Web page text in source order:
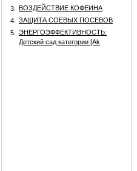
3.
ВОЗДЕЙСТВИЕ КОФЕИНА
4.
ЗАЩИТА СОЕВЫХ ПОСЕВОВ
5.
ЭНЕРГОЭФФЕКТИВНОСТЬ:
Детский сад категории [Аk